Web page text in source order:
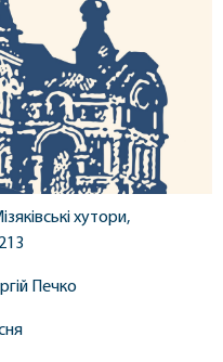
хутори,
Печко